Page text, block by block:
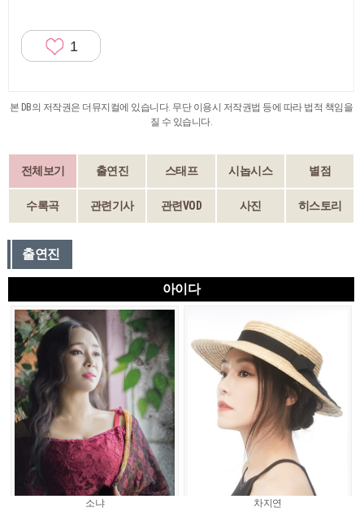
1
본 DB의 저작권은 더뮤지컬에 있습니다. 무단 이용시 저작권법 등에 따라 법적 책임을
질 수 있습니다.
전체보기 출연진 스태프 시놉시스 별점
수록곡 관련기사 관련VOD 사진 히스토리
출연진
아이다
소냐 차지연